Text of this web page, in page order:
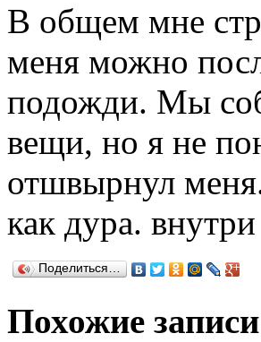
В общем мне
меня можно
подожди. Мы
вещи, но я не
отшвырнул
как дура.
Поделиться…
Похожие записи